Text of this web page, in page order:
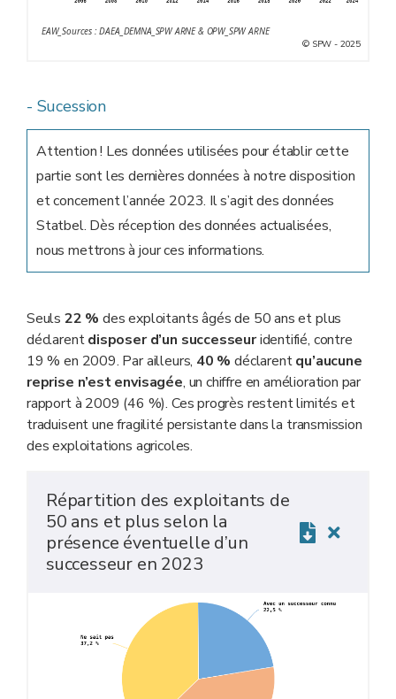
EAW_Sources : DAEA_DEMNA_SPW ARNE & OPW_SPW ARNE
© SPW - 2025
- Sucession
Attention ! Les données utilisées pour établir cette
partie sont les dernières données à notre disposition
et concernent l’année 2023. Il s’agit des données
Statbel. Dès réception des données actualisées,
nous mettrons à jour ces informations.
Seuls 22 % des exploitants âgés de 50ans et plus
déclarentdisposer d’un successeuridentifié, contre
19 % en 2009. Par ailleurs, 40 % déclarentqu’aucune
reprise n’est envisagée, un chiffre en amélioration par
rapport à 2009 (46 %). Ces progrès restent limités et
traduisent une fragilité persistante dans la transmission
des exploitations agricoles.
Répartition des exploitants de
50 ans et plus selon la
présence éventuelle d’un
successeur en 2023